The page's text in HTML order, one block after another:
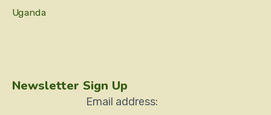
Uganda
Newsletter Sign Up
Email address: